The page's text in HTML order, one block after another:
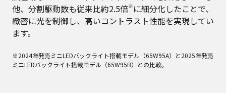
他、分割駆動数も従来比約2.5倍※ に細分化したことで、
緻密に光を制御し、高いコントラスト性能を実現してい
ます。
※2024年発売ミニLEDバックライト搭載モデル（65W95A）と2025年発売
ミニLEDバックライト搭載モデル（65W95B）との比較。